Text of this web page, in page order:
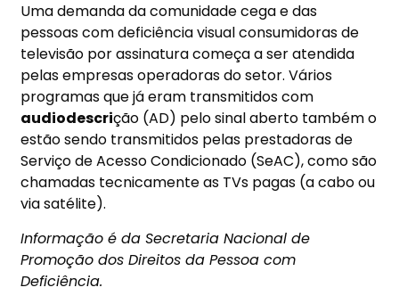
Uma demanda da comunidade cega e das
pessoas com deficiência visual consumidoras de
televisão por assinatura começa a ser atendida
pelas empresas operadoras do setor. Vários
programas que já eram transmitidos com
audiodescrição (AD) pelo sinal aberto também o
estão sendo transmitidos pelas prestadoras de
Serviço de Acesso Condicionado (SeAC), como são
chamadas tecnicamente as TVs pagas (a cabo ou
via satélite).
Informação é da Secretaria Nacional de
Promoção dos Direitos da Pessoa com
Deficiência.